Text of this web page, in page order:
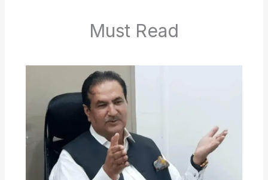
Must Read